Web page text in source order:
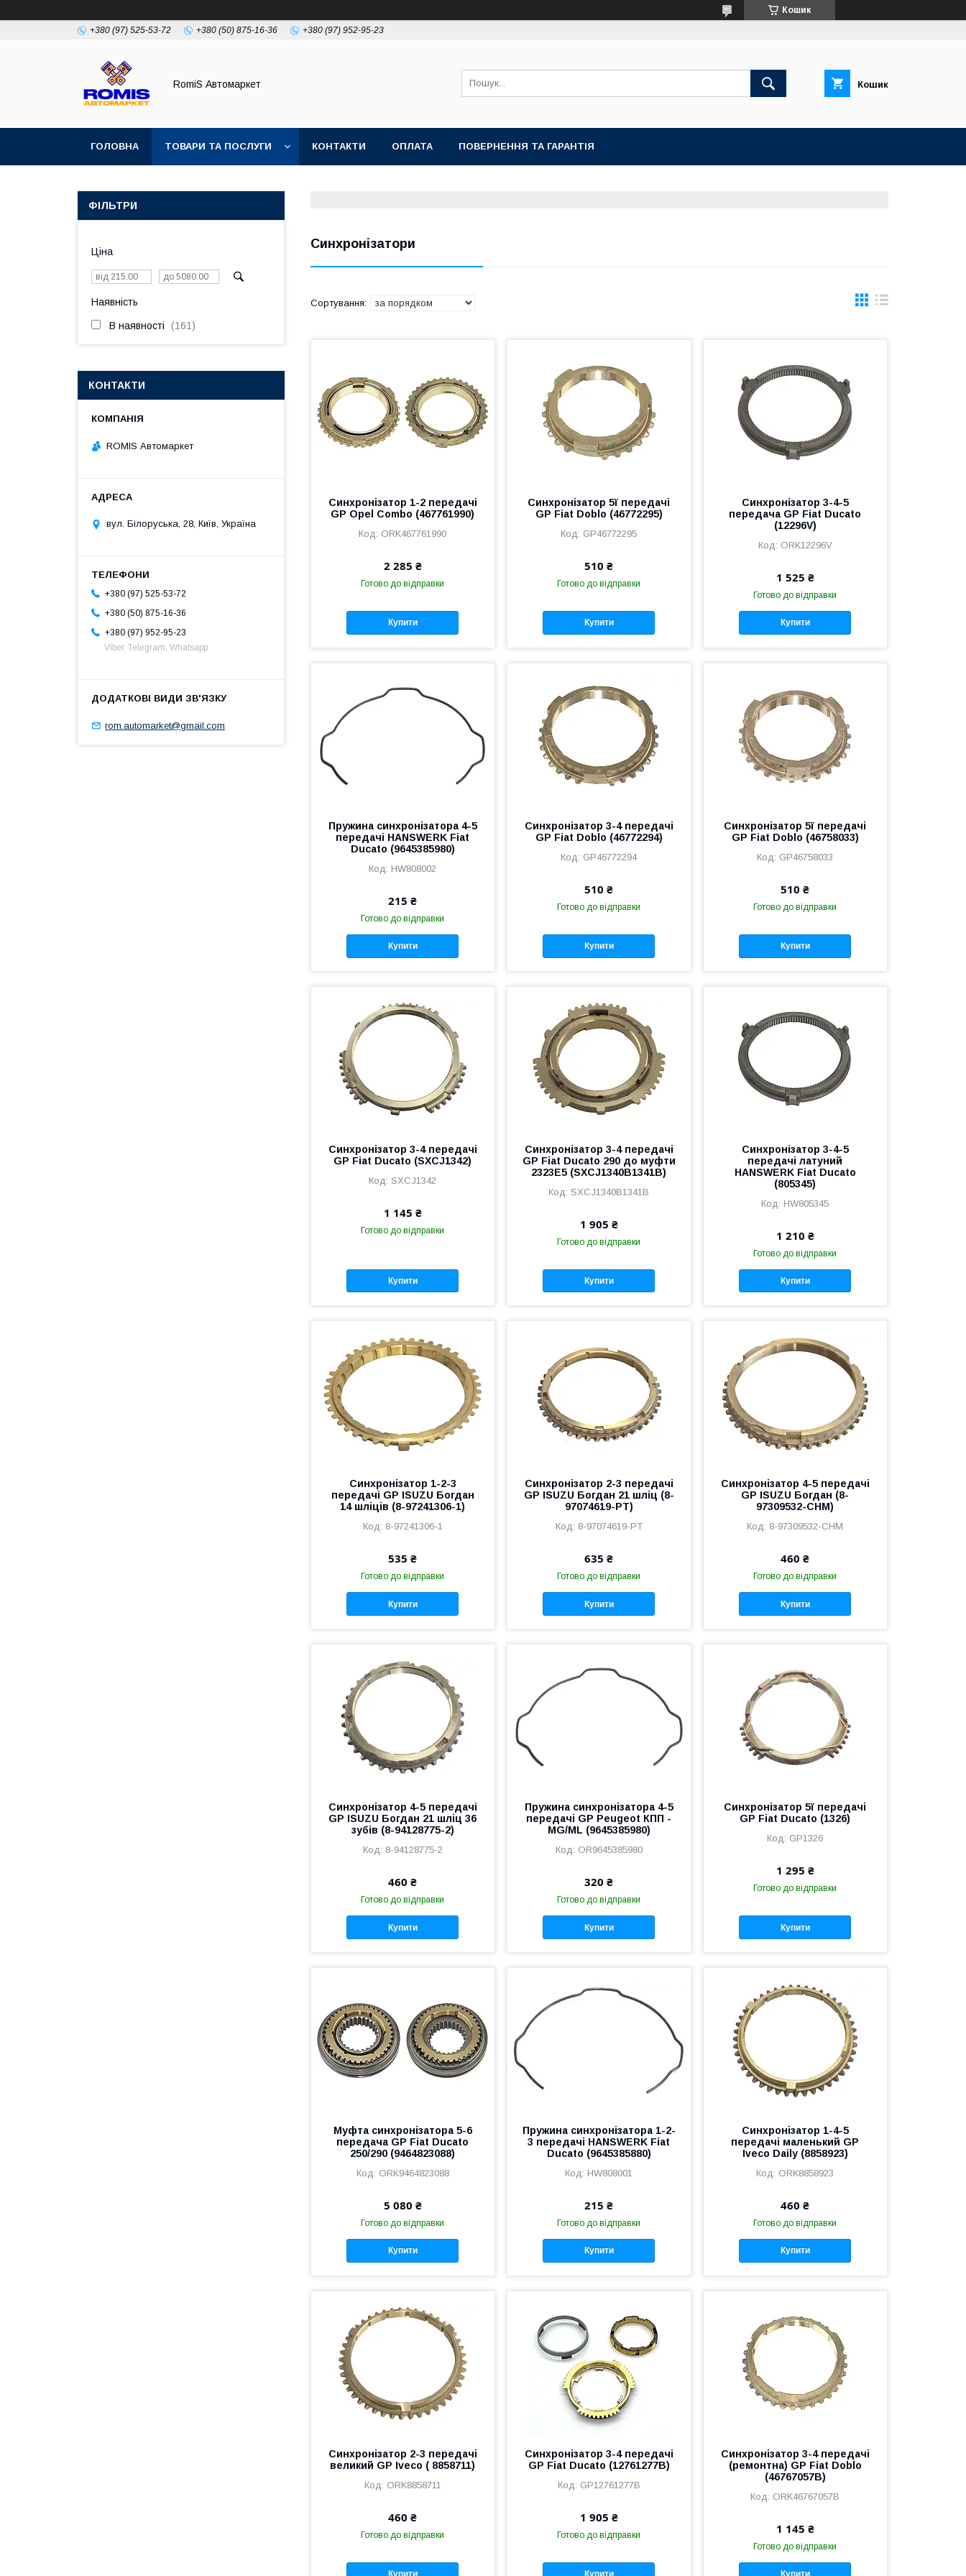
Кошик
+380 (97) 525-53-72 +380 (50) 875-16-36 +380 (97) 952-95-23
RomiS Автомаркет Кошик
ГОЛОВНА ТОВАРИ ТА ПОСЛУГИ КОНТАКТИ ОПЛАТА ПОВЕРНЕННЯ ТА ГАРАНТІЯ
Синхронізатори
Синхронізатор 1-2 передачі
GP Opel Combo (467761990)
ORK467761990
2 285 ₴
Готово до відправки
Купити
Синхронізатор 5ї передачі
GP Fiat Doblo (46772295)
GP46772295
510 ₴
Готово до відправки
Купити
Синхронізатор 3-4-5
передача GP Fiat Ducato
(12296V)
ORK12296V
1 525 ₴
Готово до відправки
Купити
Пружина синхронізатора 4-5
передачі HANSWERK Fiat
Ducato (9645385980)
HW808002
215 ₴
Готово до відправки
Купити
Синхронізатор 3-4 передачі
GP Fiat Doblo (46772294)
GP46772294
510 ₴
Готово до відправки
Купити
Синхронізатор 5ї передачі
GP Fiat Doblo (46758033)
GP46758033
510 ₴
Готово до відправки
Купити
Синхронізатор 3-4 передачі
GP Fiat Ducato (SXCJ1342)
SXCJ1342
1 145 ₴
Готово до відправки
Купити
Синхронізатор 3-4 передачі
GP Fiat Ducato 290 до муфти
2323E5 (SXCJ1340B1341B)
SXCJ1340B1341B
1 905 ₴
Готово до відправки
Купити
Синхронізатор 3-4-5
передачі латуний
HANSWERK Fiat Ducato
(805345)
HW805345
1 210 ₴
Готово до відправки
Купити
Синхронізатор 1-2-3
передачі GP ISUZU Богдан
14 шліців (8-97241306-1)
8-97241306-1
535 ₴
Готово до відправки
Купити
Синхронізатор 2-3 передачі
GP ISUZU Богдан 21 шліц (8-
97074619-PT)
8-97074619-PT
635 ₴
Готово до відправки
Купити
Синхронізатор 4-5 передачі
GP ISUZU Богдан (8-
97309532-CHM)
8-97309532-CHM
460 ₴
Готово до відправки
Купити
Синхронізатор 4-5 передачі
GP ISUZU Богдан 21 шліц 36
зубів (8-94128775-2)
8-94128775-2
460 ₴
Готово до відправки
Купити
Пружина синхронізатора 4-5
передачі GP Peugeot КПП -
MG/ML (9645385980)
OR9645385980
320 ₴
Готово до відправки
Купити
Синхронізатор 5ї передачі
GP Fiat Ducato (1326)
GP1326
1 295 ₴
Готово до відправки
Купити
Муфта синхронізатора 5-6
передача GP Fiat Ducato
250/290 (9464823088)
ORK9464823088
5 080 ₴
Готово до відправки
Купити
Пружина синхронізатора 1-2-
3 передачі HANSWERK Fiat
Ducato (9645385880)
HW808001
215 ₴
Готово до відправки
Купити
Синхронізатор 1-4-5
передачі маленький GP
Iveco Daily (8858923)
ORK8858923
460 ₴
Готово до відправки
Купити
Синхронізатор 2-3 передачі
великий GP Iveco ( 8858711)
ORK8858711
460 ₴
Готово до відправки
Купити
Синхронізатор 3-4 передачі
GP Fiat Ducato (12761277B)
GP12761277B
1 905 ₴
Готово до відправки
Купити
Синхронізатор 3-4 передачі
(ремонтна) GP Fiat Doblo
(46767057B)
ORK46767057B
1 145 ₴
Готово до відправки
Купити
ФІЛЬТРИ
Ціна
Наявність
В наявності 161
КОНТАКТИ
ROMIS Автомаркет
вул. Білоруська, 28, Київ, Україна
+380 (97) 525-53-72
+380 (50) 875-16-36
+380 (97) 952-95-23
Viber, Telegram, Whatsapp
rom.automarket@gmail.com